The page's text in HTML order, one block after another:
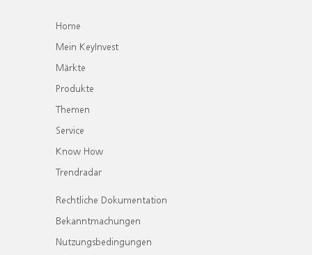
Home
Mein KeyInvest
Märkte
Produkte
Themen
Service
Know How
Trendradar
Rechtliche Dokumentation
Bekanntmachungen
Nutzungsbedingungen